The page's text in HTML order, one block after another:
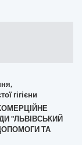
гігієни
"ЛЬВІВСЬКИЙ
ТА